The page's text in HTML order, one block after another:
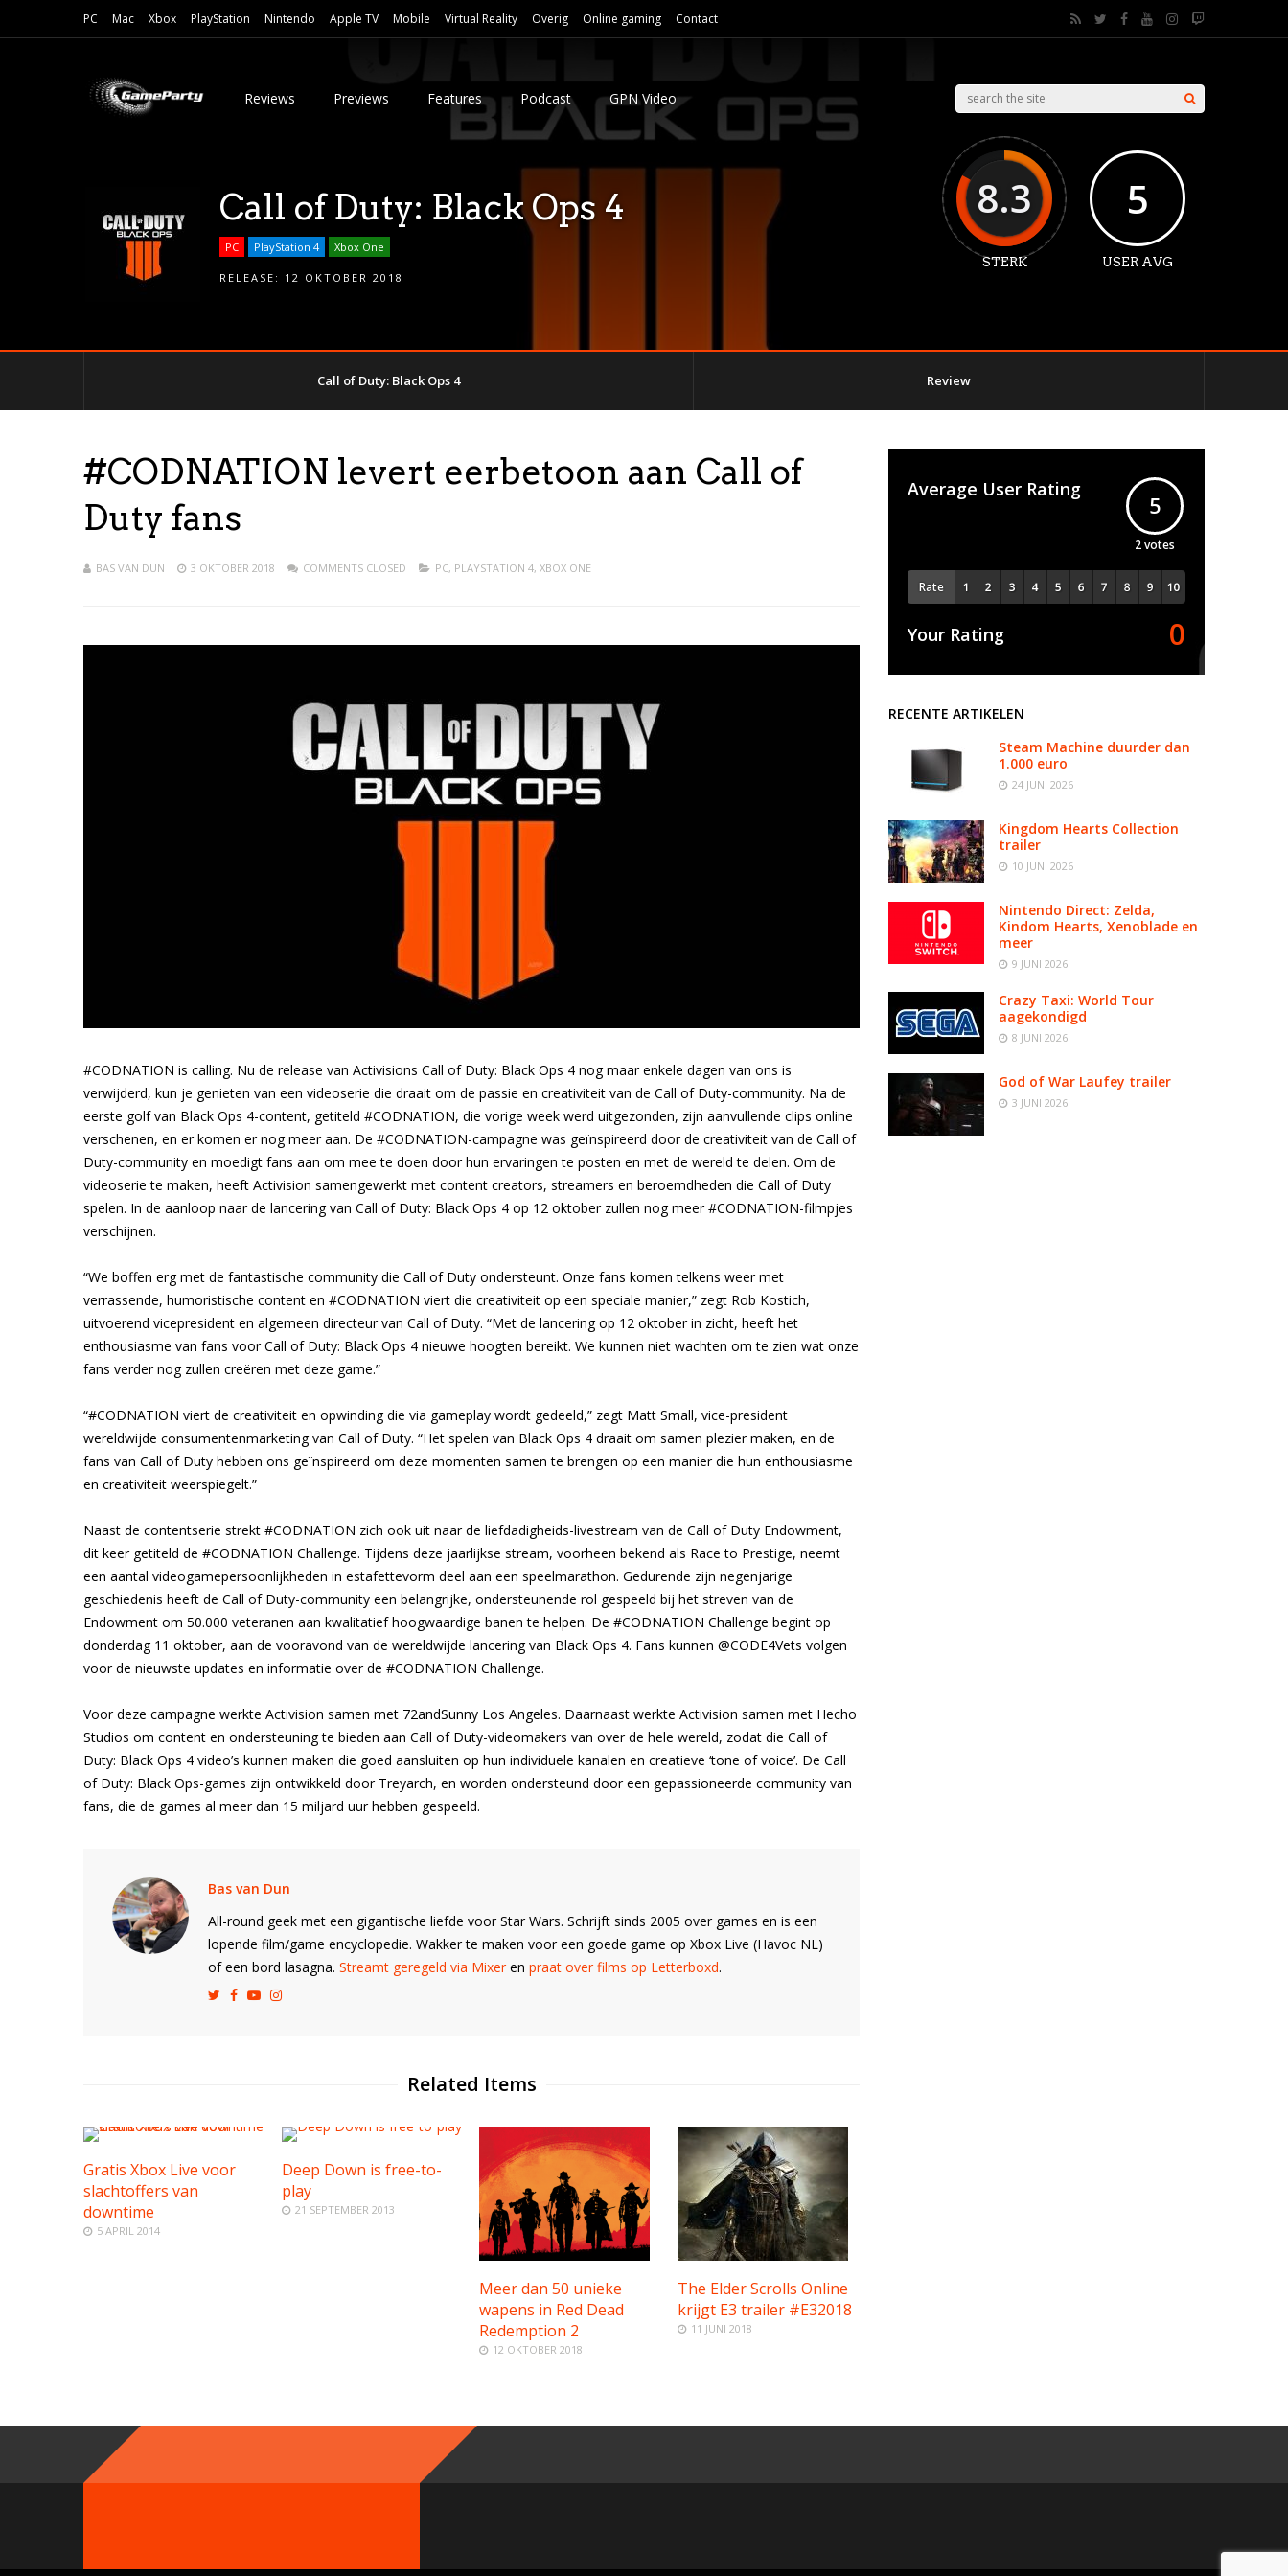
PC Mac Xbox PlayStation Nintendo Apple TV Mobile Virtual Reality Overig Online gaming Contact
Reviews Previews Features Podcast GPN Video
Call of Duty: Black Ops 4
PC PlayStation 4 Xbox One
RELEASE: 12 OKTOBER 2018
8.3
STERK
5
USER AVG
Call of Duty: Black Ops 4 Review
#CODNATION levert eerbetoon aan Call of
Duty fans
BAS VAN DUN 3 OKTOBER 2018 COMMENTS CLOSED PC, PLAYSTATION 4, XBOX ONE
#CODNATION is calling. Nu de release van Activisions Call of Duty: Black Ops 4 nog maar enkele dagen van ons is
verwijderd, kun je genieten van een videoserie die draait om de passie en creativiteit van de Call of Duty-community. Na de
eerste golf van Black Ops 4-content, getiteld #CODNATION, die vorige week werd uitgezonden, zijn aanvullende clips online
verschenen, en er komen er nog meer aan. De #CODNATION-campagne was geïnspireerd door de creativiteit van de Call of
Duty-community en moedigt fans aan om mee te doen door hun ervaringen te posten en met de wereld te delen. Om de
videoserie te maken, heeft Activision samengewerkt met content creators, streamers en beroemdheden die Call of Duty
spelen. In de aanloop naar de lancering van Call of Duty: Black Ops 4 op 12 oktober zullen nog meer #CODNATION-filmpjes
verschijnen.
“We boffen erg met de fantastische community die Call of Duty ondersteunt. Onze fans komen telkens weer met
verrassende, humoristische content en #CODNATION viert die creativiteit op een speciale manier,” zegt Rob Kostich,
uitvoerend vicepresident en algemeen directeur van Call of Duty. “Met de lancering op 12 oktober in zicht, heeft het
enthousiasme van fans voor Call of Duty: Black Ops 4 nieuwe hoogten bereikt. We kunnen niet wachten om te zien wat onze
fans verder nog zullen creëren met deze game.”
“#CODNATION viert de creativiteit en opwinding die via gameplay wordt gedeeld,” zegt Matt Small, vice-president
wereldwijde consumentenmarketing van Call of Duty. “Het spelen van Black Ops 4 draait om samen plezier maken, en de
fans van Call of Duty hebben ons geïnspireerd om deze momenten samen te brengen op een manier die hun enthousiasme
en creativiteit weerspiegelt.”
Naast de contentserie strekt #CODNATION zich ook uit naar de liefdadigheids-livestream van de Call of Duty Endowment,
dit keer getiteld de #CODNATION Challenge. Tijdens deze jaarlijkse stream, voorheen bekend als Race to Prestige, neemt
een aantal videogamepersoonlijkheden in estafettevorm deel aan een speelmarathon. Gedurende zijn negenjarige
geschiedenis heeft de Call of Duty-community een belangrijke, ondersteunende rol gespeeld bij het streven van de
Endowment om 50.000 veteranen aan kwalitatief hoogwaardige banen te helpen. De #CODNATION Challenge begint op
donderdag 11 oktober, aan de vooravond van de wereldwijde lancering van Black Ops 4. Fans kunnen @CODE4Vets volgen
voor de nieuwste updates en informatie over de #CODNATION Challenge.
Voor deze campagne werkte Activision samen met 72andSunny Los Angeles. Daarnaast werkte Activision samen met Hecho
Studios om content en ondersteuning te bieden aan Call of Duty-videomakers van over de hele wereld, zodat die Call of
Duty: Black Ops 4 video’s kunnen maken die goed aansluiten op hun individuele kanalen en creatieve ‘tone of voice’. De Call
of Duty: Black Ops-games zijn ontwikkeld door Treyarch, en worden ondersteund door een gepassioneerde community van
fans, die de games al meer dan 15 miljard uur hebben gespeeld.
Bas van Dun
All-round geek met een gigantische liefde voor Star Wars. Schrijft sinds 2005 over games en is een
lopende film/game encyclopedie. Wakker te maken voor een goede game op Xbox Live (Havoc NL)
of een bord lasagna. Streamt geregeld via Mixeren praat over films op Letterboxd.
Related Items
Gratis Xbox Live voor
slachtoffers van
downtime
5 APRIL 2014
Deep Down is free-to-
play
21 SEPTEMBER 2013
Meer dan 50 unieke
wapens in Red Dead
Redemption 2
12 OKTOBER 2018
The Elder Scrolls Online
krijgt E3 trailer #E32018
11 JUNI 2018
Average User Rating
5
2votes
Rate
Your Rating 0
RECENTE ARTIKELEN
Steam Machine duurder dan
1.000 euro
24 JUNI 2026
Kingdom Hearts Collection
trailer
10 JUNI 2026
Nintendo Direct: Zelda,
Kindom Hearts, Xenoblade en
meer
9 JUNI 2026
Crazy Taxi: World Tour
aagekondigd
8 JUNI 2026
God of War Laufey trailer
3 JUNI 2026